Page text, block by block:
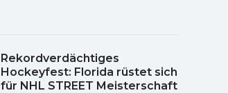
Rekordverdächtiges
Hockeyfest: Florida rüstet sich
für NHL STREET Meisterschaft